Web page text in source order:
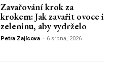
Zavařování krok za
krokem: Jak zavařit ovoce i
zeleninu, aby vydrželo
Petra Zajícova - 6 srpna, 2026